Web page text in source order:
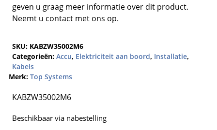
geven u graag meer informatie over dit product.
Neemt u contact met ons op.
SKU: KABZW35002M6
Categorieën: Accu, Elektriciteit aan boord, Installatie,
Kabels
Merk: Top Systems
KABZW35002M6
Beschikbaar via nabestelling